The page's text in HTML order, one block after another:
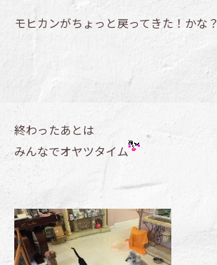
モヒカンがちょっと戻ってきた！かな？
終わったあとは
みんなでオヤツタイム